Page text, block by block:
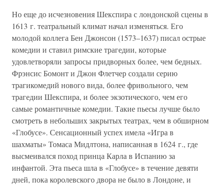
Но еще до исчезновения Шекспира с лондонской сцены в
1613 г. театральный климат начал изменяться. Его
молодой коллега Бен Джонсон (1573–1637) писал острые
комедии и ставил римские трагедии, которые
удовлетворяли запросы придворных более, чем бедных.
Фрэнсис Бомонт и Джон Флетчер создали серию
трагикомедий нового вида, более фривольного, чем
трагедии Шекспира, и более экзотического, чем его
самые романтичные комедии. Такие пьесы лучше было
смотреть в небольших закрытых театрах, чем в обширном
«Глобусе». Сенсационный успех имела «Игра в
шахматы» Томаса Мидлтона, написанная в 1624 г., где
высмеивался поход принца Карла в Испанию за
инфантой. Эта пьеса шла в «Глобусе» в течение девяти
дней, пока королевского двора не было в Лондоне, и